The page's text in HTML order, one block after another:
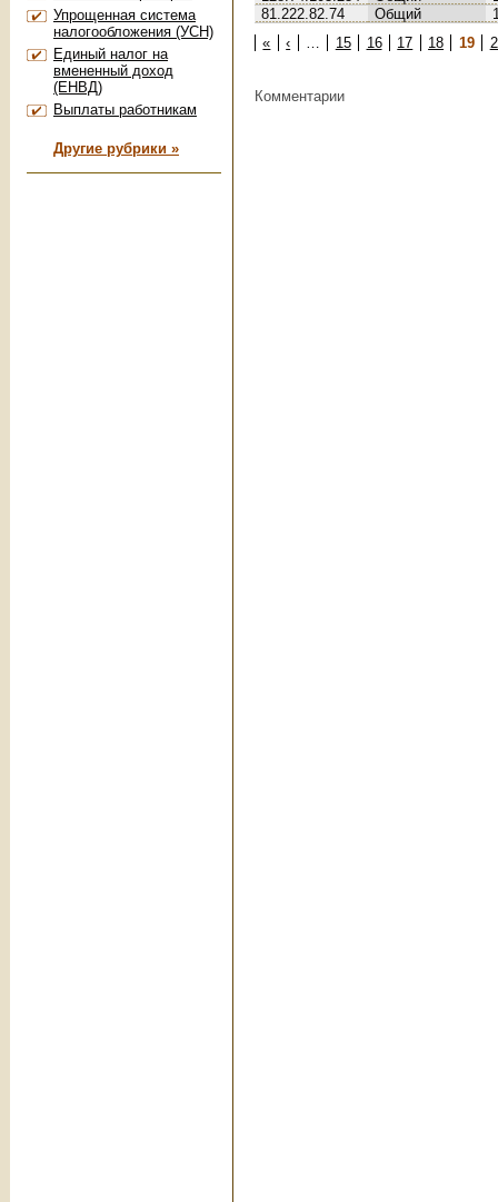
Упрощенная система
налогообложения (УСН)
Единый налог на
вмененный доход
(ЕНВД)
Выплаты работникам
Другие рубрики »
81.222.82.74
Общий
Страницы
« ‹ … 15 16 17 18 19
Комментарии